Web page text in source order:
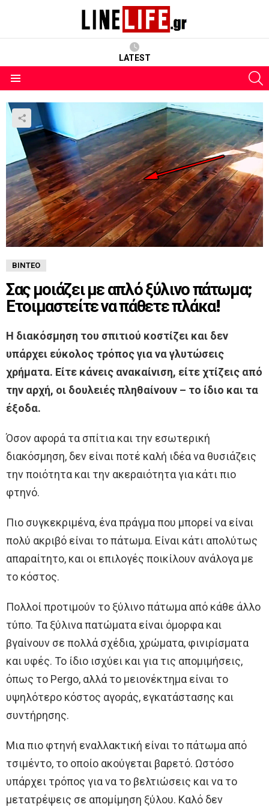
LATEST
ΒΊΝΤΕΟ
Σας μοιάζει με απλό ξύλινο πάτωμα;
Ετοιμαστείτε να πάθετε πλάκα!
Η διακόσμηση του σπιτιού κοστίζει και δεν
υπάρχει εύκολος τρόπος για να γλυτώσεις
χρήματα. Είτε κάνεις ανακαίνιση, είτε χτίζεις από
την αρχή, οι δουλειές πληθαίνουν – το ίδιο και τα
έξοδα.
Όσον αφορά τα σπίτια και την εσωτερική
διακόσμηση, δεν είναι ποτέ καλή ιδέα να θυσιάζεις
την ποιότητα και την ακεραιότητα για κάτι πιο
φτηνό.
Πιο συγκεκριμένα, ένα πράγμα που μπορεί να είναι
πολύ ακριβό είναι το πάτωμα. Είναι κάτι απολύτως
απαραίτητο, και οι επιλογές ποικίλουν ανάλογα με
το κόστος.
Πολλοί προτιμούν το ξύλινο πάτωμα από κάθε άλλο
τύπο. Τα ξύλινα πατώματα είναι όμορφα και
βγαίνουν σε πολλά σχέδια, χρώματα, φινιρίσματα
και υφές. Το ίδιο ισχύει και για τις απομιμήσεις,
όπως το Pergo, αλλά το μειονέκτημα είναι το
υψηλότερο κόστος αγοράς, εγκατάστασης και
συντήρησης.
Μια πιο φτηνή εναλλακτική είναι το πάτωμα από
τσιμέντο, το οποίο ακούγεται βαρετό. Ωστόσο
υπάρχει τρόπος για να το βελτιώσεις και να το
μετατρέψεις σε απομίμηση ξύλου. Καλό δεν